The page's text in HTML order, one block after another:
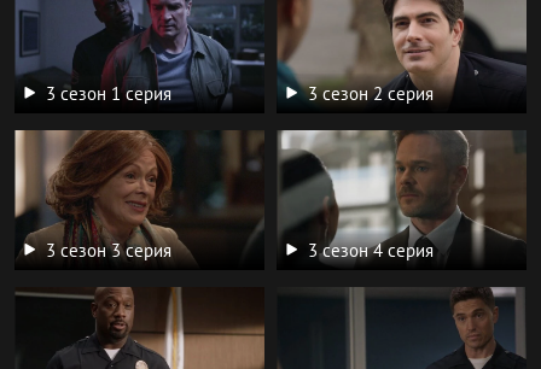
3 сезон 1 серия 3 сезон 2 серия
3 сезон 3 серия 3 сезон 4 серия